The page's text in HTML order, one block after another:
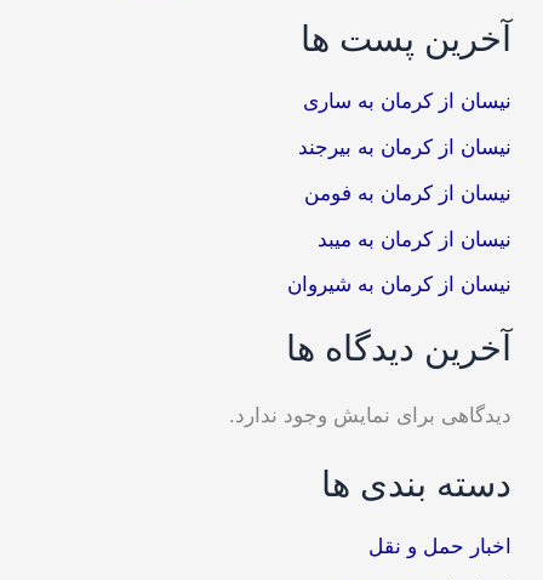
آخرین پست ها
نیسان از کرمان به ساری
نیسان از کرمان به بیرجند
نیسان از کرمان به فومن
نیسان از کرمان به میبد
نیسان از کرمان به شیروان
آخرین دیدگاه ها
دیدگاهی برای نمایش وجود ندارد.
دسته بندی ها
اخبار حمل و نقل